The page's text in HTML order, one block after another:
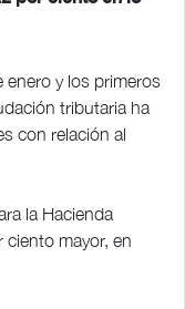
enero y los primeros
tributaria ha
con relación al
la Hacienda
mayor, en